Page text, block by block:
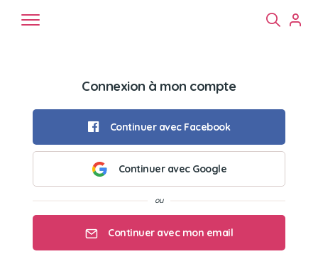
Chats
Connexion à mon compte
Continuer avec Facebook
Continuer avec Google
Continuer avec mon email